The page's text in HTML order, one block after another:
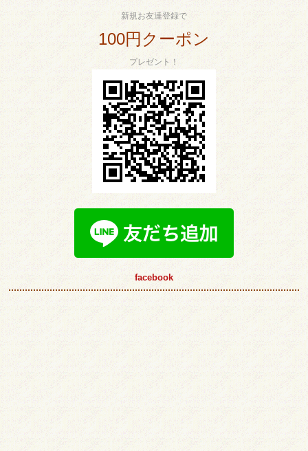
新規お友達登録で
100円クーポン
プレゼント！
facebook